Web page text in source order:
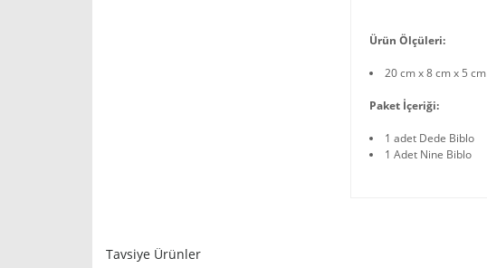
Ürün Ölçüleri:
20 cm x 8 cm x 5 cm
Paket İçeriği:
1 adet Dede Biblo
1 Adet Nine Biblo
Tavsiye Ürünler